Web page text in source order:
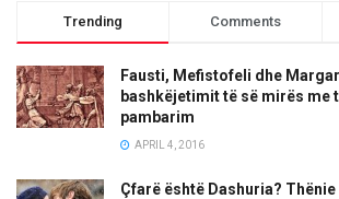
Trending Comments
Fausti, Mefistofeli dhe
bashkëjetimit të së mirës me
pambarim
APRIL 4, 2016
Çfarë është Dashuria?